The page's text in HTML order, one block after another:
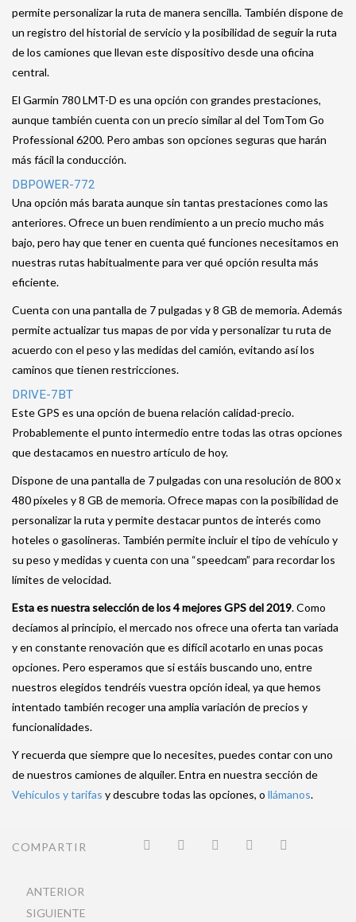
permite personalizar la ruta de manera sencilla. También dispone de
un registro del historial de servicio y la posibilidad de seguir la ruta
de los camiones que llevan este dispositivo desde una oficina
central.
El Garmin 780 LMT-D es una opción con grandes prestaciones,
aunque también cuenta con un precio similar al del TomTom Go
Professional 6200. Pero ambas son opciones seguras que harán
más fácil la conducción.
DBPOWER-772
Una opción más barata aunque sin tantas prestaciones como las
anteriores. Ofrece un buen rendimiento a un precio mucho más
bajo, pero hay que tener en cuenta qué funciones necesitamos en
nuestras rutas habitualmente para ver qué opción resulta más
eficiente.
Cuenta con una pantalla de 7 pulgadas y 8 GB de memoria. Además
permite actualizar tus mapas de por vida y personalizar tu ruta de
acuerdo con el peso y las medidas del camión, evitando así los
caminos que tienen restricciones.
DRIVE-7BT
Este GPS es una opción de buena relación calidad-precio.
Probablemente el punto intermedio entre todas las otras opciones
que destacamos en nuestro artículo de hoy.
Dispone de una pantalla de 7 pulgadas con una resolución de 800 x
480 píxeles y 8 GB de memoria. Ofrece mapas con la posibilidad de
personalizar la ruta y permite destacar puntos de interés como
hoteles o gasolineras. También permite incluir el tipo de vehículo y
su peso y medidas y cuenta con una “speedcam” para recordar los
límites de velocidad.
Esta es nuestra selección de los 4 mejores GPS del 2019. Como
decíamos al principio, el mercado nos ofrece una oferta tan variada
y en constante renovación que es difícil acotarlo en unas pocas
opciones. Pero esperamos que si estáis buscando uno, entre
nuestros elegidos tendréis vuestra opción ideal, ya que hemos
intentado también recoger una amplia variación de precios y
funcionalidades.
Y recuerda que siempre que lo necesites, puedes contar con uno
de nuestros camiones de alquiler. Entra en nuestra sección de
Vehículos y tarifas y descubre todas las opciones, o llámanos.
COMPARTIR
ANTERIOR
SIGUIENTE